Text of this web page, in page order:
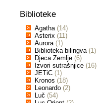
Biblioteke
Agatha (14)
Asterix (11)
Aurora (1)
Biblioteka bilingva (1)
Djeca Zemlje (6)
Izvori sutrašnjice (16)
JETiC (1)
Kronos (18)
Leonardo (2)
Luč (54)